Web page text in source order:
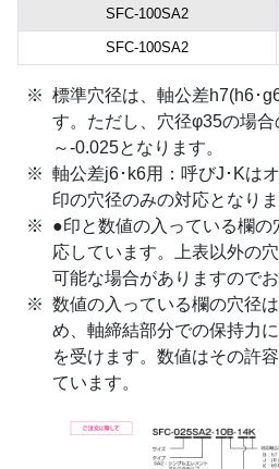
SFC-100SA2
SFC-100SA2
標準穴径は、軸公差h7(h6･
す。ただし、穴径φ35の場
～-0.025となります。
軸公差j6･k6用：呼びJ･Kは
印の穴径のみの対応となりま
●印と数値の入っている欄
応しています。上表以外の
可能な場合がありますので
数値の入っている欄の穴径
め、軸締結部分での保持力
を受けます。数値はその許
ています。